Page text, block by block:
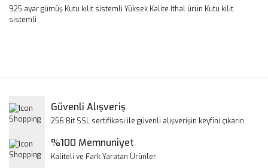
925 ayar gümüş Kutu kilit sistemli Yüksek Kalite İthal ürün Kutu kilit
sistemli
Yorum Yaz
Ürün resmi kalitesiz, bozuk veya görüntülenemiyor.
Ürün bilgilerinde hatalar bulunuyor.
Güvenli Alışveriş
256 Bit SSL sertifikası ile güvenli alışverişin keyfini çıkarın.
%100 Memnuniyet
Kaliteli ve Fark Yaratan Ürünler